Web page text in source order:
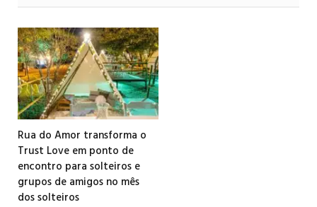
Rua do Amor transforma o
Trust Love em ponto de
encontro para solteiros e
grupos de amigos no mês
dos solteiros